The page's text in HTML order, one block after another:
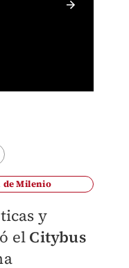
de Milenio
y
el Citybus